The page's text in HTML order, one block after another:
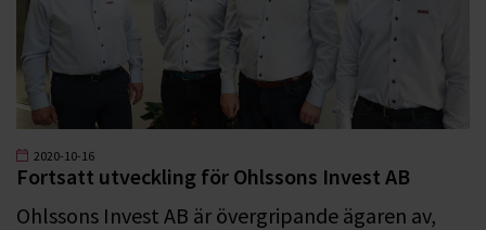
2020-10-16
Fortsatt utveckling för Ohlssons Invest AB
Ohlssons Invest AB är övergripande ägaren av,